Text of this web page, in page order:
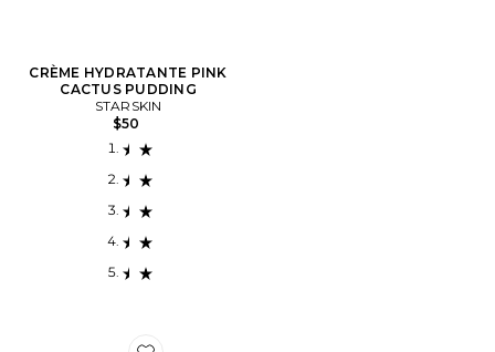
CRÈME HYDRATANTE PINK
CACTUS PUDDING
STARSKIN
$50